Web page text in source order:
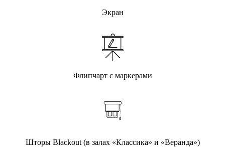
Экран
Флипчарт с маркерами
Шторы Blackout (в залах «Классика» и «Веранда»)